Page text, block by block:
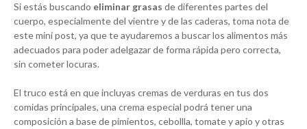
Si estás buscando eliminar grasas de diferentes partes del
cuerpo, especialmente del vientre y de las caderas, toma nota de
este mini post, ya que te ayudaremos a buscar los alimentos más
adecuados para poder adelgazar de forma rápida pero correcta,
sin cometer locuras.
El truco está en que incluyas cremas de verduras en tus dos
comidas principales, una crema especial podrá tener una
composición a base de pimientos, cebollla, tomate y apio y otras